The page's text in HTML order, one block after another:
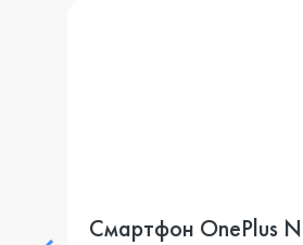
Смартфон OnePlus